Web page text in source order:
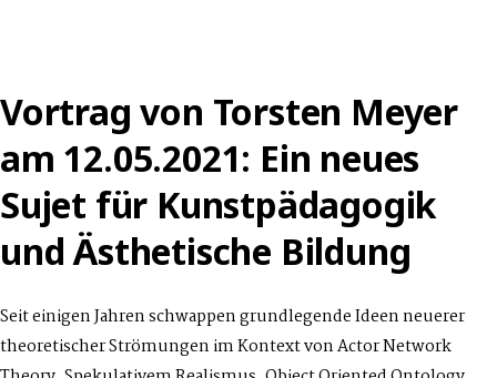
Vortrag von Torsten Meyer
am 12.05.2021: Ein neues
Sujet für Kunstpädagogik
und Ästhetische Bildung
Seit einigen Jahren schwappen grundlegende Ideen neuerer
theoretischer Strömungen im Kontext von Actor Network